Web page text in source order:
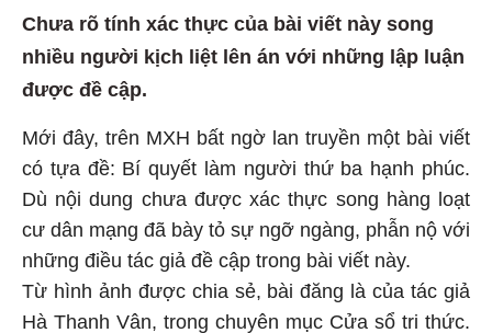
Chưa rõ tính xác thực của bài viết này song
nhiều người kịch liệt lên án với những lập luận
được đề cập.
Mới đây, trên MXH bất ngờ lan truyền một bài viết
có tựa đề: Bí quyết làm người thứ ba hạnh phúc.
Dù nội dung chưa được xác thực song hàng loạt
cư dân mạng đã bày tỏ sự ngỡ ngàng, phẫn nộ với
những điều tác giả đề cập trong bài viết này.
Từ hình ảnh được chia sẻ, bài đăng là của tác giả
Hà Thanh Vân, trong chuyên mục Cửa sổ tri thức.